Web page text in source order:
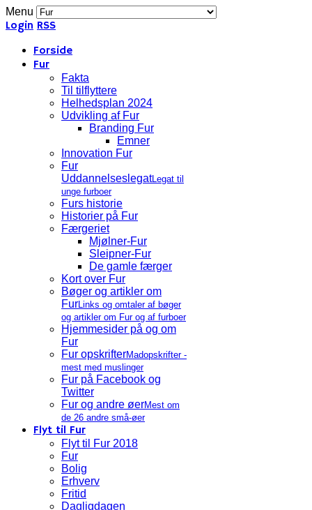
Menu
Login RSS
Forside
Fur
Fakta
Til tilflyttere
Helhedsplan 2024
Udvikling af Fur
Branding Fur
Emner
Innovation Fur
Fur
UddannelseslegatLegat til
unge furboer
Furs historie
Historier på Fur
Færgeriet
Mjølner-Fur
Sleipner-Fur
De gamle færger
Kort over Fur
Bøger og artikler om
FurLinks og omtaler af bøger
og artikler om Fur og af furboer
Hjemmesider på og om
Fur
Fur opskrifterMadopskrifter -
mest med muslinger
Fur på Facebook og
Twitter
Fur og andre øerMest om
de 26 andre små-øer
Flyt til Fur
Flyt til Fur 2018
Fur
Bolig
Erhverv
Fritid
Dagligdagen